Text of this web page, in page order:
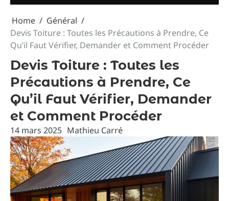
Home
Général
Devis Toiture : Toutes les Précautions à Prendre, Ce
Qu’il Faut Vérifier, Demander et Comment Procéder
Devis Toiture : Toutes les
Précautions à Prendre, Ce
Qu’il Faut Vérifier, Demander
et Comment Procéder
14 mars 2025 Mathieu Carré